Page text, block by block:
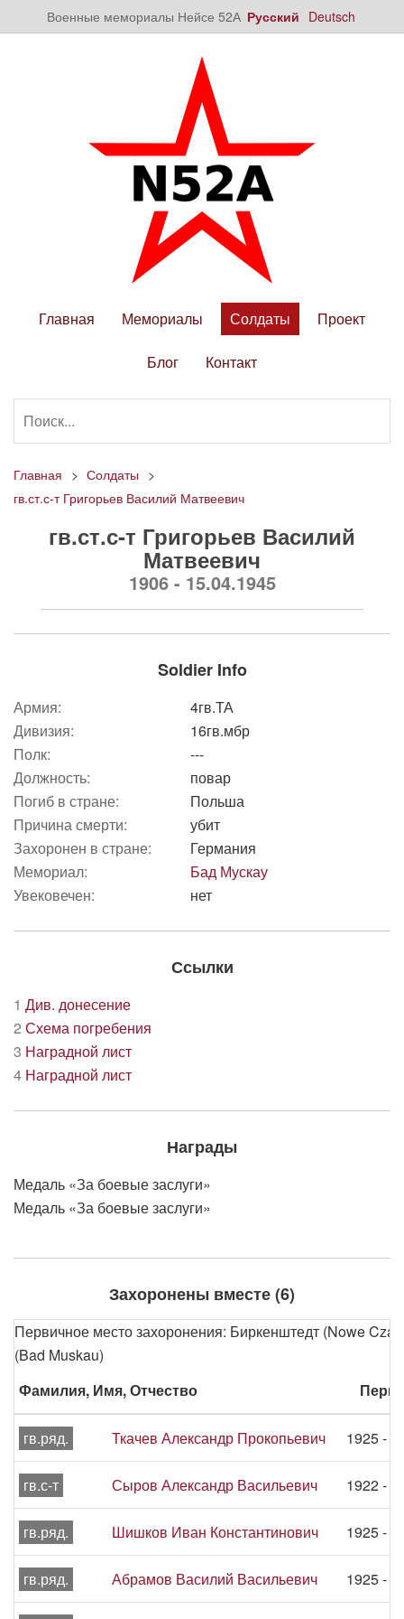
Военные мемориалы Нейсе 52А Русский Deutsch
Главная Мемориалы Солдаты Проект
Блог Контакт
Главная
Солдаты
гв.ст.с-т Григорьев Василий Матвеевич
гв.ст.с-т Григорьев Василий
Матвеевич
1906 - 15.04.1945
Soldier Info
Армия:
4гв.ТА
Дивизия:
16гв.мбр
Полк:
---
Должность:
повар
Погиб в стране:
Польша
Причина смерти:
убит
Захоронен в стране:
Германия
Мемориал:
Бад Мускау
Увековечен:
нет
Ссылки
1 Див. донесение
2 Схема погребения
3 Наградной лист
4 Наградной лист
Награды
Медаль «За боевые заслуги»
Медаль «За боевые заслуги»
Захоронены вместе (6)
Первичное место захоронения: Биркенштедт (Nowe
(Bad Muskau)
Фамилия, Имя, Отчество
гв.ряд. Ткачев Александр Прокопьевич 1925 -
гв.с-т Сыров Александр Васильевич 1922 -
гв.ряд. Шишков Иван Константинович 1925 -
гв.ряд. Абрамов Василий Васильевич 1925 -